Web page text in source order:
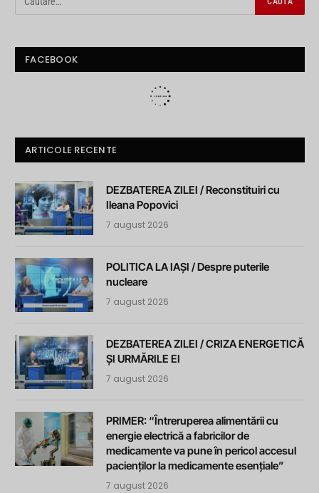
FACEBOOK
ARTICOLE RECENTE
DEZBATEREA ZILEI / Reconstituiri cu
Ileana Popovici
7 august 2026
POLITICA LA IAȘI / Despre puterile
nucleare
7 august 2026
DEZBATEREA ZILEI / CRIZA ENERGETICĂ
ȘI URMĂRILE EI
7 august 2026
PRIMER: “Întreruperea alimentării cu
energie electrică a fabricilor de
medicamente va pune în pericol accesul
pacienților la medicamente esențiale”
7 august 2026